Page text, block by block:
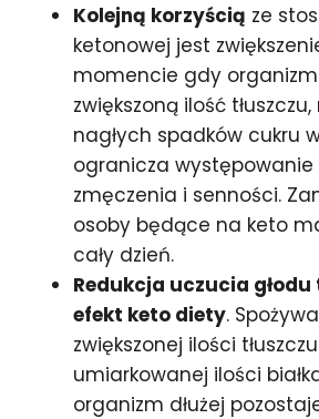
Kolejną korzyścią ze
ketonowej jest
momencie gdy
zwiększoną ilość
nagłych spadków cukru
ogranicza
zmęczenia i senności.
osoby będące na keto
cały dzień.
Redukcja uczucia
efekt keto diety.
zwiększonej ilości
umiarkowanej ilości
organizm dłużej